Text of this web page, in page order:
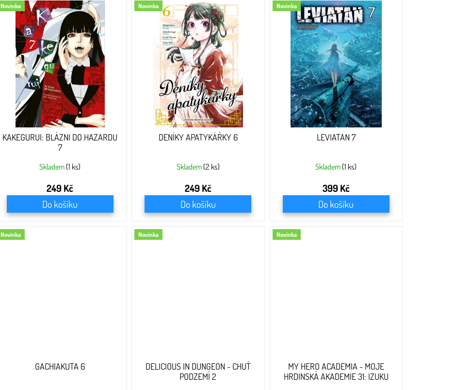
Novinka
KAKEGURUI: BLÁZNI DO HAZARDU
7
Skladem (1 ks)
249 Kč
Do košíku
Novinka
DENÍKY APATYKÁŘKY 6
Skladem (2 ks)
249 Kč
Do košíku
Novinka
LEVIATAN 7
Skladem (1 ks)
399 Kč
Do košíku
Novinka
GACHIAKUTA 6
Novinka
DELICIOUS IN DUNGEON - CHUŤ
PODZEMÍ 2
Novinka
MY HERO ACADEMIA - MOJE
HRDINSKÁ AKADEMIE 31: IZUKU